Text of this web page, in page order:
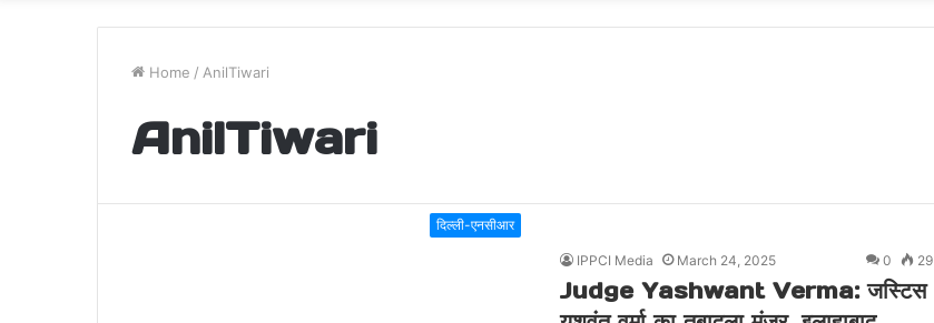
Home / AnilTiwari
AnilTiwari
दिल्ली-एनसीआर
IPPCI Media March 24, 2025 0 29
Judge Yashwant Verma: जस्टिस